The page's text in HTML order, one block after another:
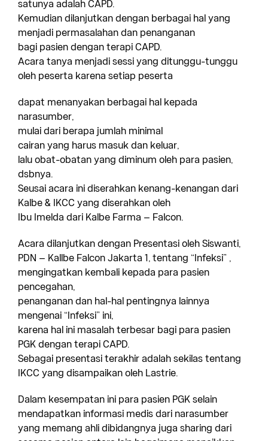
satunya adalah CAPD.
Kemudian dilanjutkan dengan berbagai hal yang
menjadi permasalahan dan penanganan
bagi pasien dengan terapi CAPD.
Acara tanya menjadi sessi yang ditunggu-tunggu
oleh peserta karena setiap peserta
dapat menanyakan berbagai hal kepada
narasumber,
mulai dari berapa jumlah minimal
cairan yang harus masuk dan keluar,
lalu obat-obatan yang diminum oleh para pasien,
dsbnya.
Seusai acara ini diserahkan kenang-kenangan dari
Kalbe & IKCC yang diserahkan oleh
Ibu Imelda dari Kalbe Farma – Falcon.
Acara dilanjutkan dengan Presentasi oleh Siswanti,
PDN – Kallbe Falcon Jakarta 1, tentang “Infeksi” ,
mengingatkan kembali kepada para pasien
pencegahan,
penanganan dan hal-hal pentingnya lainnya
mengenai “Infeksi” ini,
karena hal ini masalah terbesar bagi para pasien
PGK dengan terapi CAPD.
Sebagai presentasi terakhir adalah sekilas tentang
IKCC yang disampaikan oleh Lastrie.
Dalam kesempatan ini para pasien PGK selain
mendapatkan informasi medis dari narasumber
yang memang ahli dibidangnya juga sharing dari